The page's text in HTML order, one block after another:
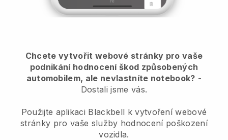
Chcete vytvořit webové stránky pro vaše
podnikání hodnocení škod způsobených
automobilem, ale nevlastníte notebook? -
Dostali jsme vás.
Použijte aplikaci Blackbell k vytvoření webové
stránky pro vaše služby hodnocení poškození
vozidla.